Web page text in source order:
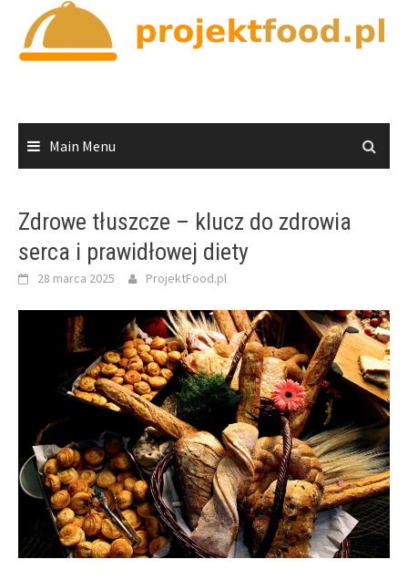
content
Main Menu
Zdrowe tłuszcze – klucz do zdrowia
serca i prawidłowej diety
28 marca 2025 ProjektFood.pl